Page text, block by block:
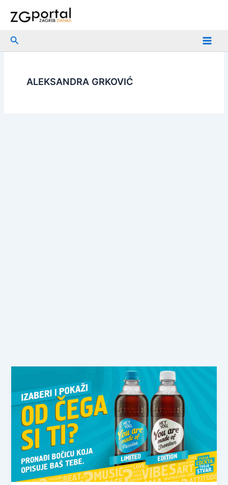
Search
ALEKSANDRA GRKOVIĆ